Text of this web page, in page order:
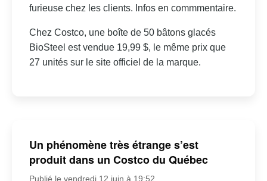
furieuse chez les clients. Infos en commmentaire.
Chez Costco, une boîte de 50 bâtons glacés
BioSteel est vendue 19,99 $, le même prix que
27 unités sur le site officiel de la marque.
Un phénomène très étrange s’est
produit dans un Costco du Québec
Publié le vendredi 12 juin à 19:52